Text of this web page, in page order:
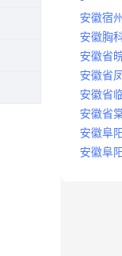
安徽宿
安徽胸
安徽省
统建设
安徽省
安徽省
安徽省
安徽阜
安徽阜